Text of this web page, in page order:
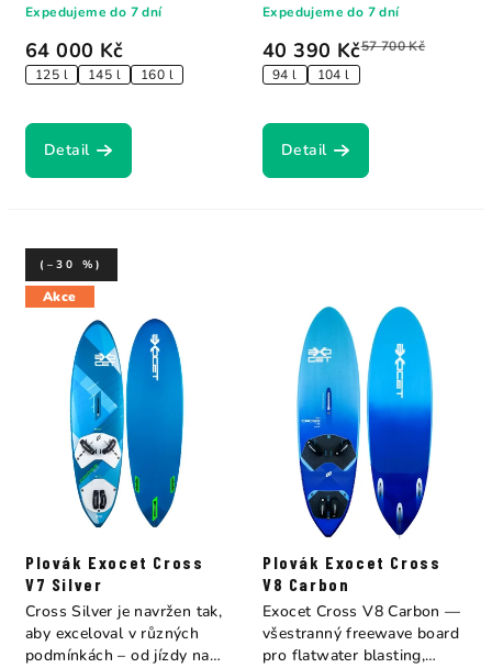
64 000 Kč
125 l 145 l 160 l
Expedujeme do 7 dní
Detail
40 390 Kč57 700 Kč
94 l
104 l
Expedujeme do 7 dní
Detail
Akce
Plovák Exocet Cross
V7 Silver
(–30 %)
Cross Silver je navržen tak,
aby exceloval v různých
podmínkách – od jízdy na
Plovák Exocet Cross
V8 Carbon
Exocet Cross V8 Carbon —
všestranný freewave board
pro flatwater blasting,